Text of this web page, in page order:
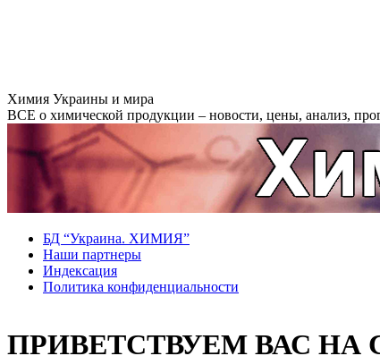
Перейти
к
содержанию
Химия Украины и мира
ВСЕ о химической продукции – новости, цены, анализ,
БД “Украина. ХИМИЯ”
Наши партнеры
Индексация
Политика конфиденциальности
ПРИВЕТСТВУЕМ ВАС НА